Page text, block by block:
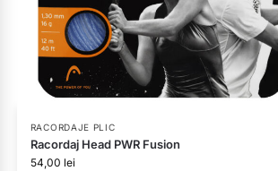
RACORDAJE PLIC
Racordaj Head PWR Fusion
54,00 lei